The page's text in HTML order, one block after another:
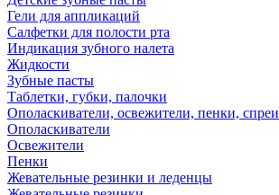
Гели для аппликаций
Салфетки для полости рта
Индикация зубного налета
Жидкости
Зубные пасты
Таблетки, губки, палочки
Ополаскиватели, освежители, пенки, спреи
Ополаскиватели
Освежители
Пенки
Жевательные резинки и леденцы